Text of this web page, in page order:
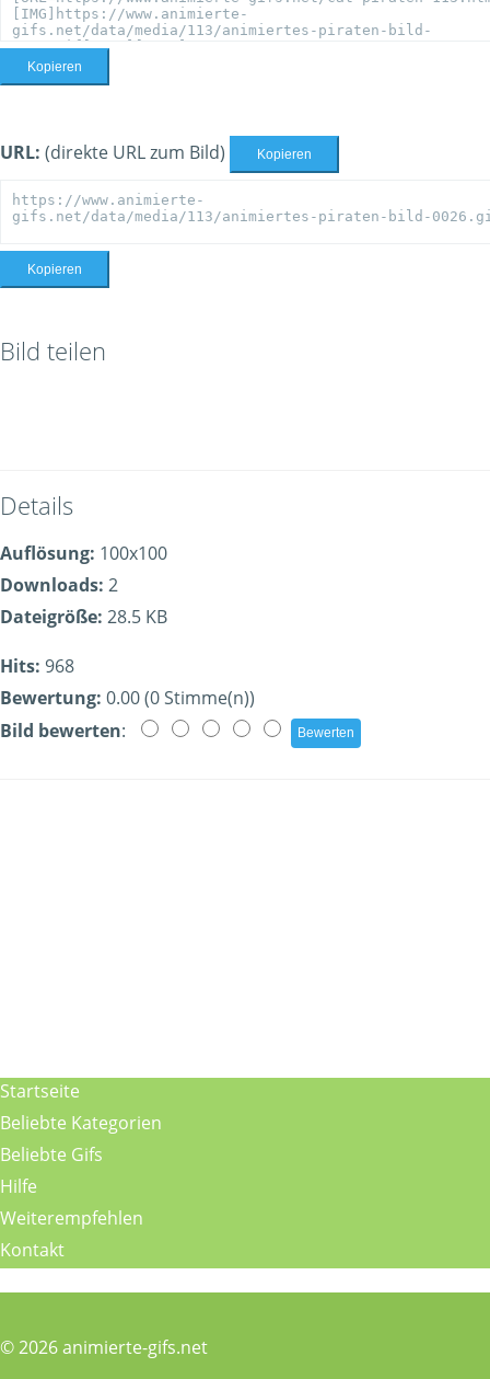
Kopieren
URL: (direkte URL zum Bild) Kopieren
Kopieren
Bild teilen
Details
Auflösung: 100x100
Downloads: 2
Dateigröße: 28.5 KB
Hits: 968
Bewertung: 0.00 (0 Stimme(n))
Bild bewerten:
Startseite
Beliebte Kategorien
Beliebte Gifs
Hilfe
Weiterempfehlen
Kontakt
© 2026 animierte-gifs.net